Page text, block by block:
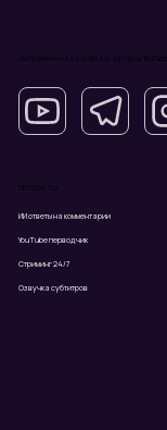
Инструменты на базе ИИ для авторов YouTube.
ПРОДУКТЫ
ИИ ответы на комментарии
YouTube перводчик
Стриминг 24/7
Озвучка субтитров